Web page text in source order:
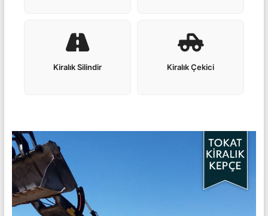
Kiralık Silindir Kiralık Çekici